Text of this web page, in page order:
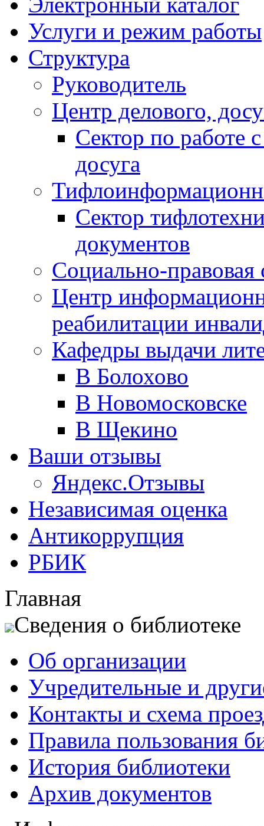
Услуги и режим работы
Структура
Руководитель
Центр делового,
Сектор по работе
досуга
Сектор
документов
Социально-правовая
Центр
реабилитации
Кафедры выдачи
В Болохово
В Новомосковске
В Щекино
Ваши отзывы
Яндекс.Отзывы
Независимая оценка
Антикоррупция
РБИК
Главная
Сведения о библиотеке
Об организации
Учредительные и
Контакты и схема
Правила пользования
История библиотеки
Архив документов